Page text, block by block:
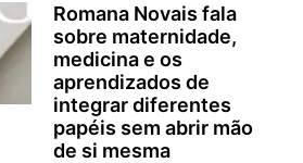
Romana Novais fala
sobre maternidade,
medicina e os
aprendizados de
integrar diferentes
papéis sem abrir mão
de si mesma